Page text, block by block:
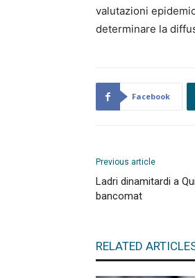
valutazioni
determinare la
Facebook
Previous article
Ladri dinamitardi a
bancomat
RELATED